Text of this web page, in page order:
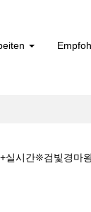
시간❊검빛경마